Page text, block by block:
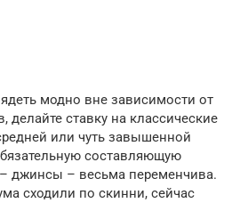
модно вне зависимости от
делайте ставку на классические
или чуть завышенной
составляющую
джинсы – весьма переменчива.
сходили по скинни, сейчас